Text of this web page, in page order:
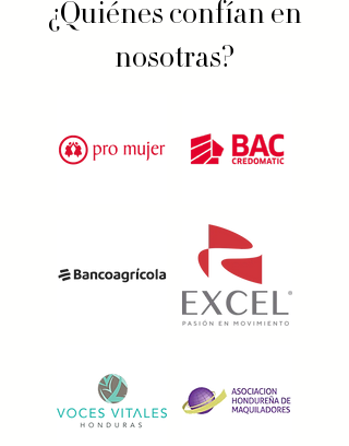
¿Quiénes confían en
nosotras?